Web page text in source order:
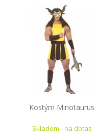
Kostým Minotaurus
Skladem - na dotaz